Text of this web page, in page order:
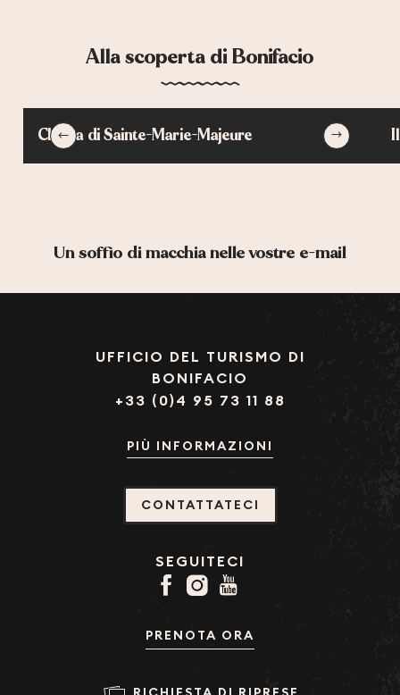
Alla scoperta di Bonifacio
Chiesa di Sainte-Marie-Majeure
Un soffio di macchia nelle vostre e-mail
UFFICIO DEL TURISMO DI
BONIFACIO
+33 (0)4 95 73 11 88
PIÙ INFORMAZIONI
CONTATTATECI
SEGUITECI
PRENOTA ORA